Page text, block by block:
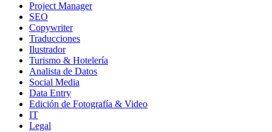
Project Manager
SEO
Copywriter
Traducciones
Ilustrador
Turismo & Hotelería
Analista de Datos
Social Media
Data Entry
Edición de Fotografía & Video
IT
Legal